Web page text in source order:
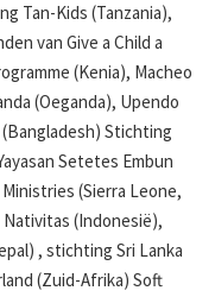
Tan-Kids (Tanzania),
van Give a Child a
(Kenia), Macheo
(Oeganda), Upendo
Stichting
Setetes Embun
(Sierra Leone,
Nativitas (Indonesië),
, stichting Sri Lanka
(Zuid-Afrika) Soft